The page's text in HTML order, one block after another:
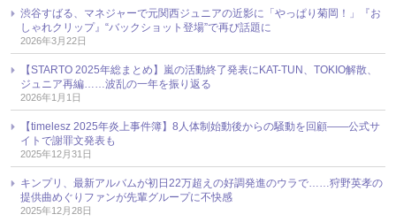
渋谷すばる、マネジャーで元関西ジュニアの近影に「やっぱり菊岡！」『お
しゃれクリップ』“バックショット登場”で再び話題に
2026年3月22日
【STARTO 2025年総まとめ】嵐の活動終了発表にKAT-TUN、TOKIO解散、
ジュニア再編……波乱の一年を振り返る
2026年1月1日
【timelesz 2025年炎上事件簿】8人体制始動後からの騒動を回顧――公式サ
イトで謝罪文発表も
2025年12月31日
キンプリ、最新アルバムが初日22万超えの好調発進のウラで……狩野英孝の
提供曲めぐりファンが先輩グループに不快感
2025年12月28日